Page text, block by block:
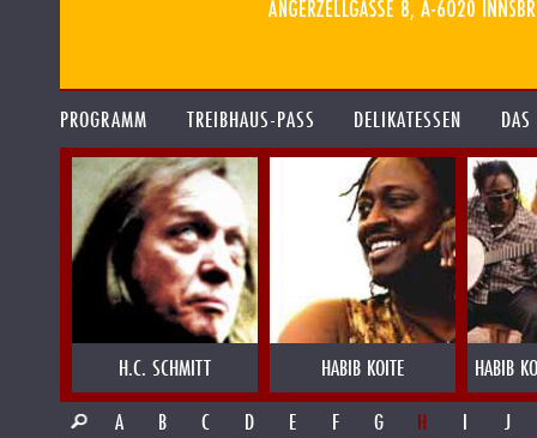
PROGRAMM TREIBHAUS-PASS DELIKATESSEN
H.C. SCHMITT HABIB KOITE
HABIB
A
B C D E F G H I J